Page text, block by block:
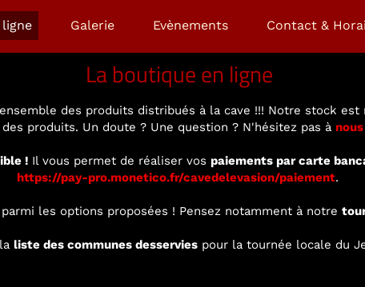
Galerie Evènements Contact &
La boutique en ligne
des produits distribués à la cave !!! Notre stock
produits. Un doute ? Une question ? N'hésitez pas à
! Il vous permet de réaliser vos paiements par carte
https://pay-pro.monetico.fr/cavedelevasion/paiement.
les options proposées ! Pensez notamment à notre
liste des communes desserviespour la tournée locale du